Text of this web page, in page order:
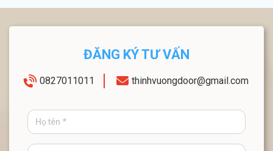
ĐĂNG KÝ TƯ VẤN
0827011011 thinhvuongdoor@gmail.com